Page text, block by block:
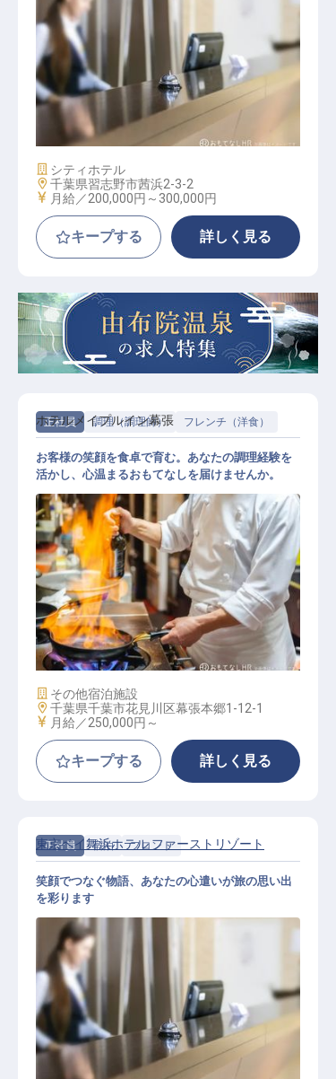
ホテルフロントスタッフ
施設業態
シティホテル
勤務地
千葉県習志野市茜浜2-3-2
給与
月給／200,000円～ 300,000円
キープする 詳しく見る
正社員 調理（調理師） フレンチ（洋食）
洋食調理
ホテルメイプルイン幕張
お客様の笑顔を食卓で育む。あなたの調理経験を
活かし、心温まるおもてなしを届けませんか。
施設業態
その他宿泊施設
勤務地
千葉県千葉市花見川区幕張本郷1-12-1
給与
月給／250,000円～
キープする 詳しく見る
正社員 宿泊 フロント
フロント
東京ベイ舞浜ホテル ファーストリゾート
笑顔でつなぐ物語、あなたの心遣いが旅の思い出
を彩ります